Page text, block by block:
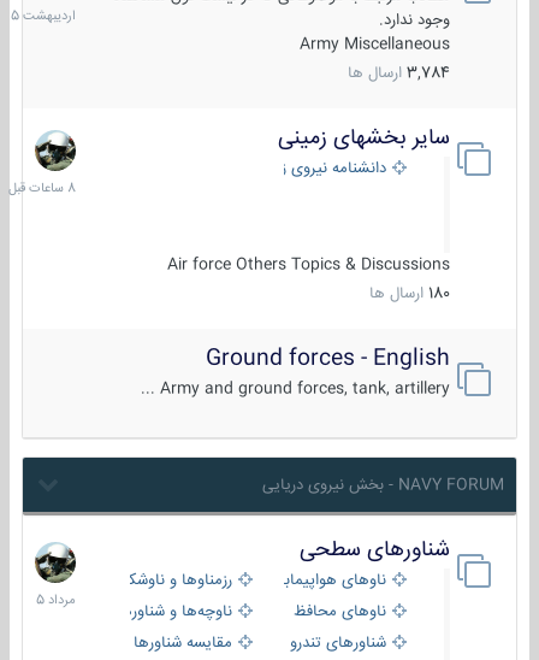
وجود ندارد.
Army Miscellaneous
3,784 ارسال ها
1405
سایر بخشهای زمینی
دانشنامه نیروی زمینی
Air force Others Topics & Discussions
180 ارسال ها
8
ساعات
قبل
Ground forces - English
Army and ground forces, tank, artillery ...
NAVY FORUM - بخش نیروی دریایی
شناورهای سطحی
ناوهای هواپیمابر و بالگرد بررزمناوها و ناوشکن‌ها
ناوهای محافظ
ناوچه‌ها و شناورهای گشتی
شناورهای تندرو
مقایسه شناورها
2
مرداد
1405